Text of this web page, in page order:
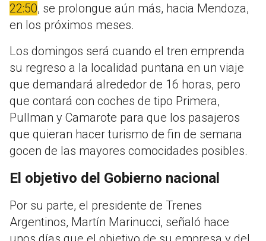
22:50, se prolongue aún más, hacia Mendoza,
en los próximos meses.
Los domingos será cuando el tren emprenda
su regreso a la localidad puntana en un viaje
que demandará alrededor de 16 horas, pero
que contará con coches de tipo Primera,
Pullman y Camarote para que los pasajeros
que quieran hacer turismo de fin de semana
gocen de las mayores comocidades posibles.
El objetivo del Gobierno nacional
Por su parte, el presidente de Trenes
Argentinos, Martín Marinucci, señaló hace